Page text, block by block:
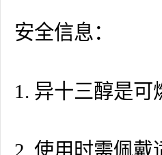
安全信息：
1. 异十三醇是
2. 使用时需佩